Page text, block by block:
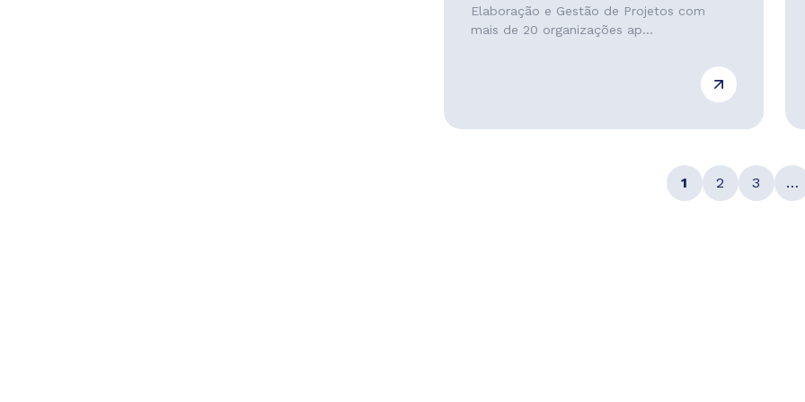
Elaboração e Gestão de Projetos com
mais de 20 organizações ap...
1 2 3 …